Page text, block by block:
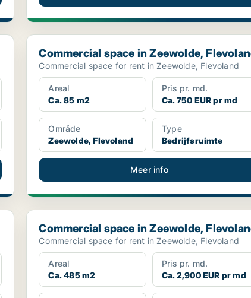
Commercial space in Zeewolde, Flevoland
Commercial space in Zeewolde,
Commercial space for rent in Zeewolde, Flevoland
Areal
Ca. 85 m2
Pris pr. md.
Ca. 750 EUR pr md
Område
Zeewolde, Flevoland
Type
Bedrijfsruimte
Meer info
Commercial space in Zeewolde, Flevoland
Commercial space in Zeewolde,
Commercial space for rent in Zeewolde, Flevoland
Areal
Ca. 485 m2
Pris pr. md.
Ca. 2,900 EUR pr md